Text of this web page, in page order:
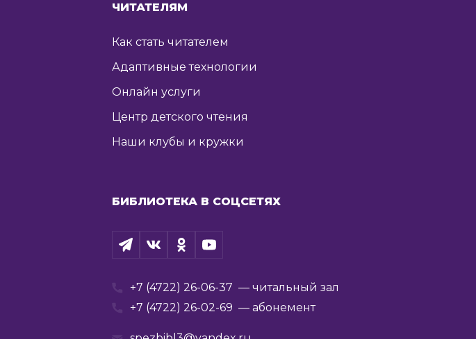
ЧИТАТЕЛЯМ
Как стать читателем
Адаптивные технологии
Онлайн услуги
Центр детского чтения
Наши клубы и кружки
БИБЛИОТЕКА В СОЦСЕТЯХ
+7 (4722) 26-06-37 — читальный зал
+7 (4722) 26-02-69 — абонемент